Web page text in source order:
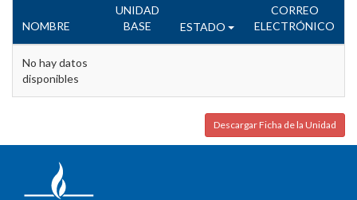
NOMBRE
UNIDAD
BASE
ESTADO
CORREO
ELECTRÓNICO
No hay datos
disponibles
Descargar Ficha de la Unidad